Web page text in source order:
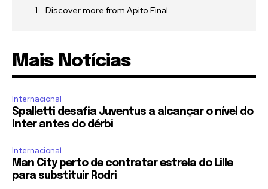
Discover more from Apito Final
Mais Notícias
Internacional
Spalletti desafia Juventus a alcançar o nível do
Inter antes do dérbi
Internacional
Man City perto de contratar estrela do Lille
para substituir Rodri